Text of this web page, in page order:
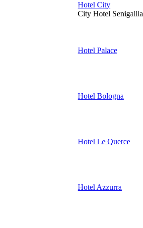
Hotel City
City Hotel Senigallia
Hotel Palace
Hotel Bologna
Hotel Le Querce
Hotel Azzurra